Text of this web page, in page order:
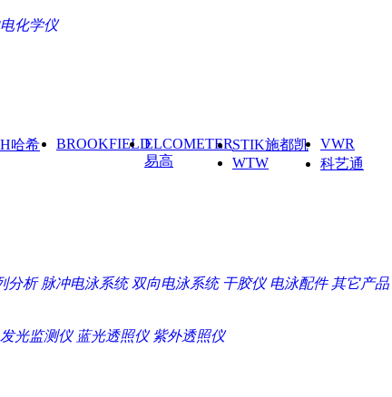
化学仪
哈希 BROOKFIELDELCOMETER
易高
STIK施都凯 VWR
WTW
科艺通
分析 脉冲电泳系统 双向电泳系统 干胶仪 电泳配件 其它产品
发光监测仪 蓝光透照仪 紫外透照仪